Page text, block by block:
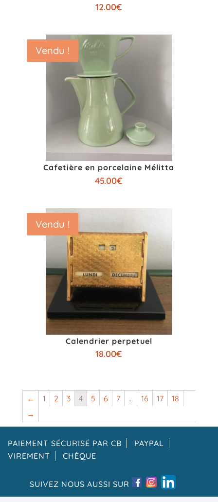
12.00€
Cafetière en porcelaine Mélitta
45.00€
Vendu !
Calendrier perpetuel
18.00€
Vendu !
← 1 2 3 4 5 6 7 … 16 17
18
→
PAIEMENT SÉCURISÉ PAR CB
PAYPAL
VIREMENT
CHÈQUE
SUIVEZ NOUS AUSSI SUR